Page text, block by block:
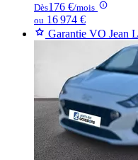
Dès176 €/mois
ou 16 974 €
Garantie VO Jean